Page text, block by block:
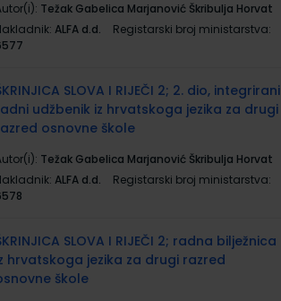
Težak Gabelica Marjanović Škribulja Horvat
ALFA d.d.
Registarski broj ministarstva:
SLOVA I RIJEČI 2; 2. dio, integrirani
udžbenik iz hrvatskoga jezika za drugi
osnovne škole
Težak Gabelica Marjanović Škribulja Horvat
ALFA d.d.
Registarski broj ministarstva:
SLOVA I RIJEČI 2; radna bilježnica
hrvatskoga jezika za drugi razred
škole